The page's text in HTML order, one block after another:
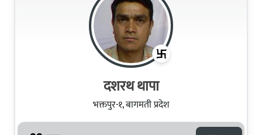
दशरथ थापा
भक्तपुर-१, बागमती प्रदेश